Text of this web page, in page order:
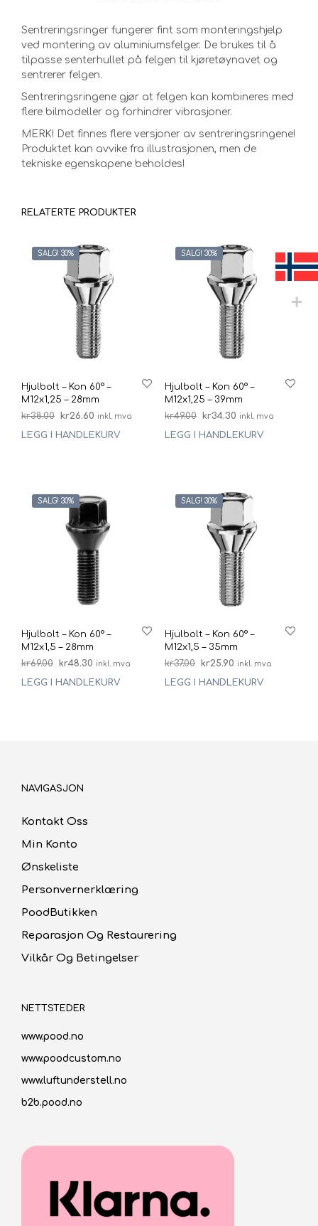
Sentreringsringer fungerer fint som monteringshjelp
ved montering av aluminiumsfelger. De brukes til å
tilpasse senterhullet på felgen til kjøretøynavet og
sentrerer felgen.
Sentreringsringene gjør at felgen kan kombineres med
flere bilmodeller og forhindrer vibrasjoner.
MERK! Det finnes flere versjoner av sentreringsringene!
Produktet kan avvike fra illustrasjonen, men de
tekniske egenskapene beholdes!
RELATERTE PRODUKTER
SALG! 30%
Hjulbolt – Kon 60° –
M12x1,25 – 28mm
kr38.00
Opprinnelig
pris
kr26.60 Nåværende
pris
inkl. mva
LEGG I HANDLEKURV
SALG! 30%
Hjulbolt – Kon 60° –
M12x1,25 – 39mm
kr49.00
Opprinnelig
pris
kr34.30Nåværende
pris
inkl. mva
LEGG I HANDLEKURV
SALG! 30%
Hjulbolt – Kon 60° –
M12x1,5 – 28mm
kr69.00
Opprinnelig
pris
kr48.30 Nåværende
pris
inkl. mva
LEGG I HANDLEKURV
SALG! 30%
Hjulbolt – Kon 60° –
M12x1,5 – 35mm
kr37.00
Opprinnelig
pris
kr25.90Nåværende
pris
inkl. mva
LEGG I HANDLEKURV
NAVIGASJON
Kontakt Oss
Min Konto
Ønskeliste
Personvernerklæring
PoodButikken
Reparasjon Og Restaurering
Vilkår Og Betingelser
NETTSTEDER
www.pood.no
www.poodcustom.no
www.luftunderstell.no
b2b.pood.no